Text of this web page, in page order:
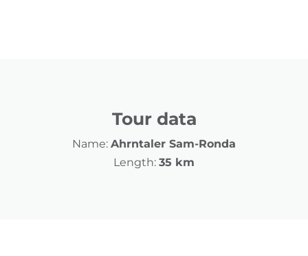
Tour data
Name: Ahrntaler Sam-Ronda
Length: 35 km